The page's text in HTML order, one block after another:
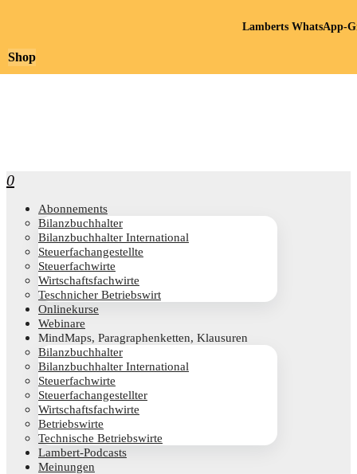
0
Abon­ne­ments
Bilanz­buch­hal­ter
Bilanz­buch­hal­ter International
Steu­er­fach­an­ge­stell­te
Steu­er­fach­wir­te
Wirt­schafts­fach­wir­te
Teschni­cher Betriebswirt
Online­kur­se
Web­i­na­re
Mind­Maps, Para­gra­phen­ket­ten, Klausuren
Bilanz­buch­hal­ter
Bilanz­buch­hal­ter International
Steu­er­fach­wir­te
Steu­er­fach­an­ge­stell­ter
Wirt­schafts­fach­wir­te
Betriebs­wir­te
Tech­ni­sche Betriebswirte
Lam­­bert-Pod­­casts
Mei­nun­gen
Shop
Lamberts WhatsApp-